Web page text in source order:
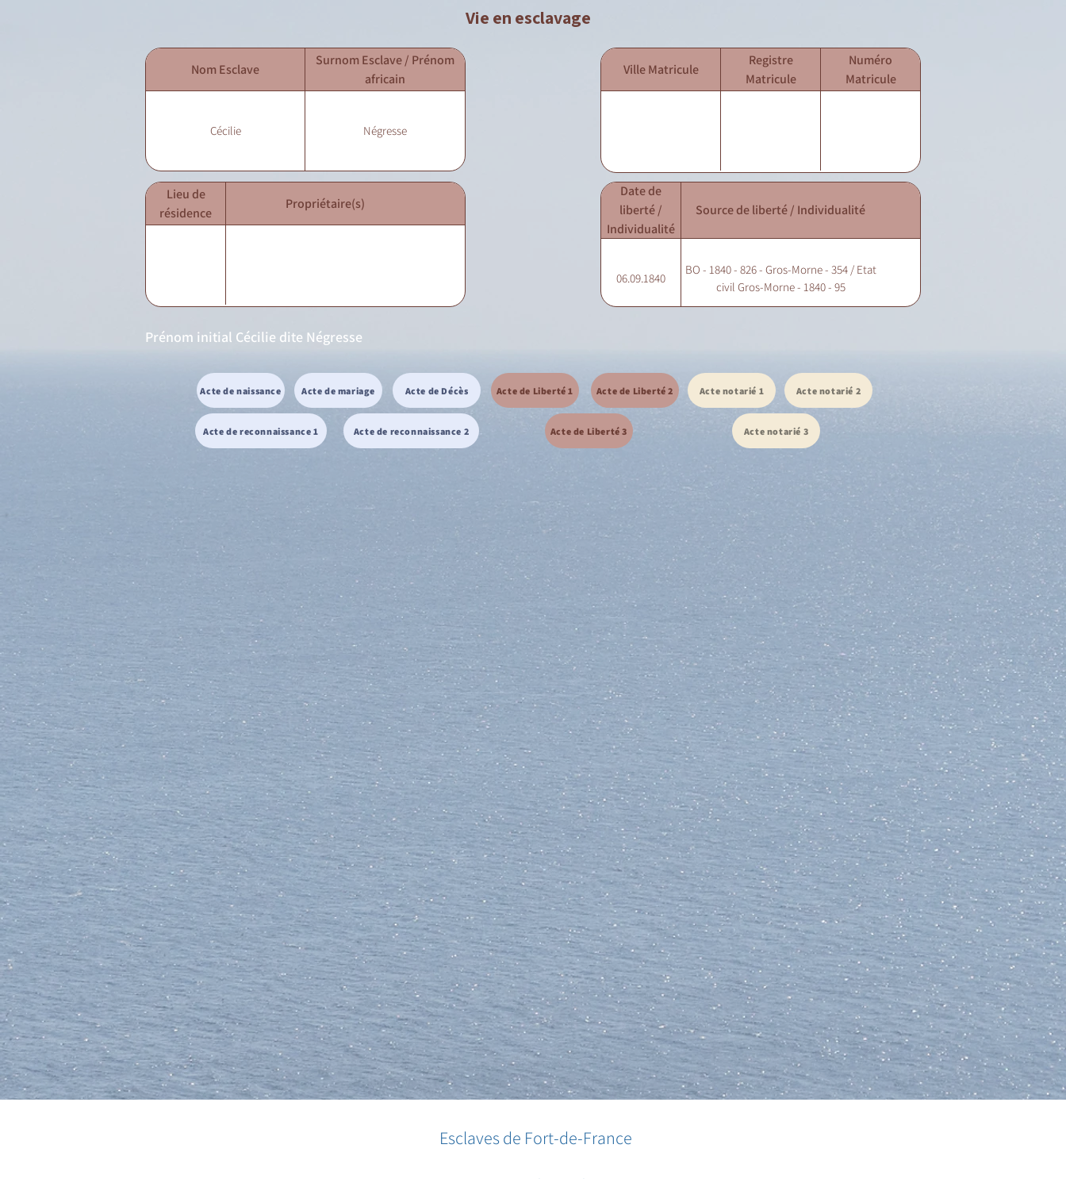
Vie en esclavage
Nom Esclave
Surnom Esclave / Prénom
africain
Cécilie Négresse
Ville Matricule
Registre
Matricule
Numéro
Matricule
Lieu de
résidence
Propriétaire(s)
Date de
liberté /
Individualité
Source de liberté / Individualité
06.09.1840
BO - 1840 - 826 - Gros-Morne - 354 / Etat
civil Gros-Morne - 1840 - 95
Prénom initial Cécilie dite Négresse
Acte de naissance Acte de mariage Acte de Décès
Acte de reconnaissance 1 Acte de reconnaissance 2
Acte de Liberté 1 Acte de Liberté 2
Acte de Liberté 3
Acte notarié 1 Acte notarié 2
Acte notarié 3
Esclaves de Fort-de-France